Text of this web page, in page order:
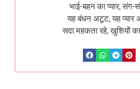
भाई-बहन का प्यार, संग-
यह बंधन अटूट, यह प्यार
सदा महकता रहे, खुशियों